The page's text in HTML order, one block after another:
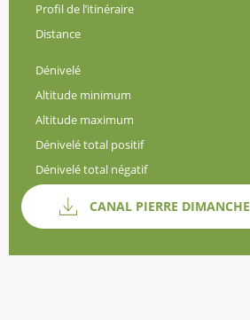
Profil de l’itinéraire
Distance
Dénivelé
Altitude minimum
Altitude maximum
Dénivelé total positif
Dénivelé total négatif
DocumentationCANAL PIERRE DIMANCHE